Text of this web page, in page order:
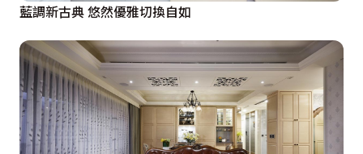
藍調新古典 悠然優雅切換自如